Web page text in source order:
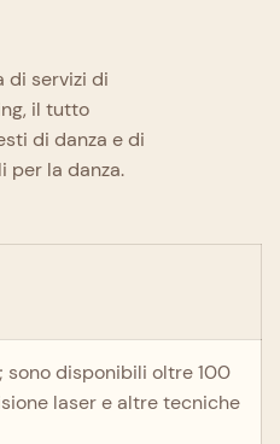
di servizi di
il tutto
di danza e di
per la danza.
sono disponibili oltre 100
laser e altre tecniche